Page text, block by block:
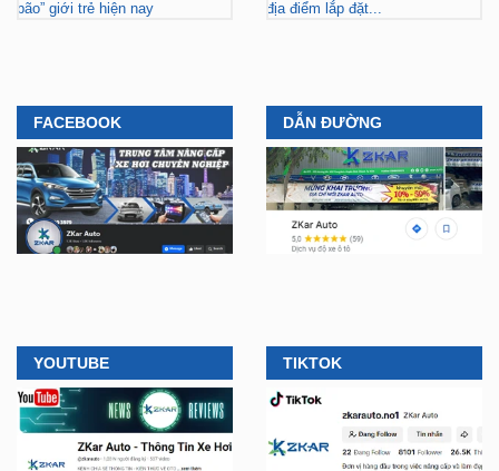
bão” giới trẻ hiện nay
địa điểm lắp đặt...
FACEBOOK DẪN ĐƯỜNG
YOUTUBE TIKTOK